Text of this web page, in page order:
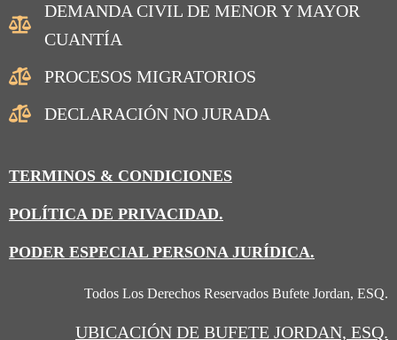
DEMANDA CIVIL DE MENOR Y MAYOR
CUANTÍA
PROCESOS MIGRATORIOS
DECLARACIÓN NO JURADA
TERMINOS & CONDICIONES
POLÍTICA DE PRIVACIDAD.
PODER ESPECIAL PERSONA JURÍDICA.
Todos Los Derechos Reservados Bufete Jordan, ESQ.
UBICACIÓN DE BUFETE JORDAN, ESQ.